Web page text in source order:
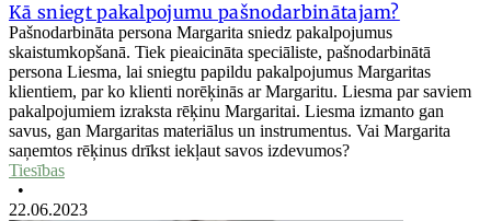
Kā sniegt pakalpojumu pašnodarbinātajam?
Pašnodarbināta persona Margarita sniedz pakalpojumus
skaistumkopšanā. Tiek pieaicināta speciāliste, pašnodarbinātā
persona Liesma, lai sniegtu papildu pakalpojumus Margaritas
klientiem, par ko klienti norēķinās ar Margaritu. Liesma par saviem
pakalpojumiem izraksta rēķinu Margaritai. Liesma izmanto gan
savus, gan Margaritas materiālus un instrumentus. Vai Margarita
saņemtos rēķinus drīkst iekļaut savos izdevumos?
Tiesības
•
22.06.2023